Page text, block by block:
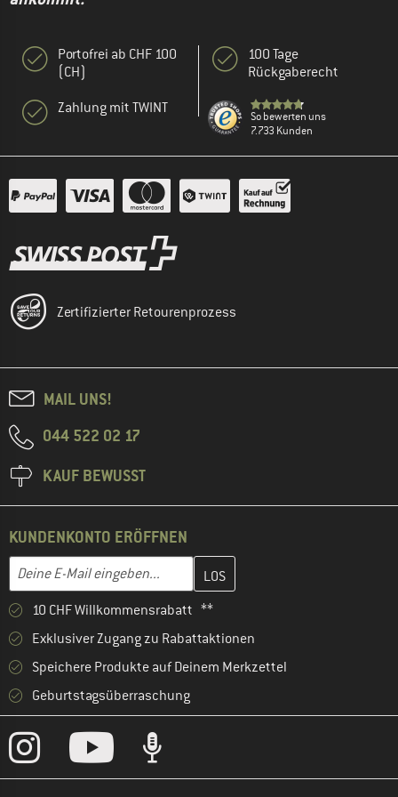
Portofrei ab CHF 100
(CH)
Zahlung mit TWINT
100 Tage
Rückgaberecht
So bewerten uns
7.733 Kunden
Zertifizierter Retourenprozess
MAIL UNS!
044 522 02 17
KAUF BEWUSST
KUNDENKONTO ERÖFFNEN
E-Mail-Adresse
Gib hier deine E-Mail-Adresse ein und erstelle im nächsten
10 CHF Willkommensrabatt **
Exklusiver Zugang zu Rabattaktionen
Speichere Produkte auf Deinem Merkzettel
Geburtstagsüberraschung